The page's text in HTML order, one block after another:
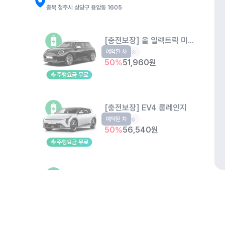
충북 청주시 상당구 용암동 1605
주행요금 무료
[충전보장] 올 일렉트릭 미니 쿠퍼
EV 4인승
50%51,960원
예약된 차
주행요금 무료
[충전보장] EV4 롱레인지
EV 5인승
50%56,540원
예약된 차